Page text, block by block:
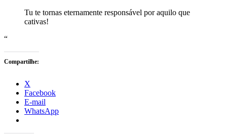
Tu te tornas eternamente responsável por aquilo que
cativas!
“
Compartilhe:
X
Facebook
E-mail
WhatsApp